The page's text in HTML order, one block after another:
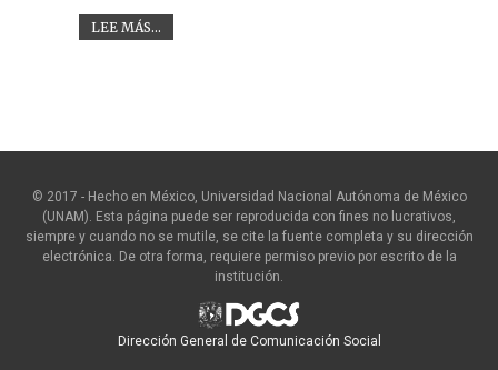
LEE MÁS...
© 2017 - Hecho en México, Universidad Nacional Autónoma de México
(UNAM). Esta página puede ser reproducida con fines no lucrativos,
siempre y cuando no se mutile, se cite la fuente completa y su dirección
electrónica. De otra forma, requiere permiso previo por escrito de la
institución.
Dirección General de Comunicación Social